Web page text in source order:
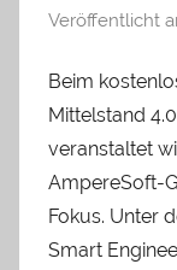
Veröffentlicht
Beim
Mittelstand
veranstaltet
AmpereSoft-
Fokus. Unter
Smart